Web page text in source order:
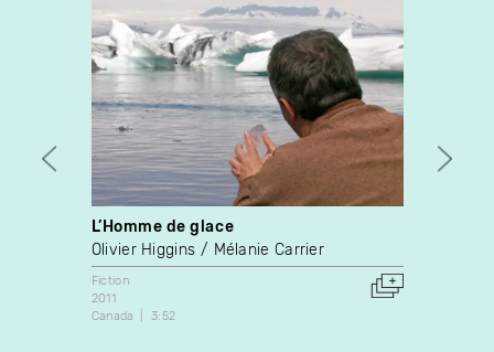
L’Homme de glace
Olivier Higgins
Mélanie Carrier
Fiction
2011
Canada
3:52